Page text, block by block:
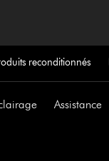
reconditionnés
Assistance